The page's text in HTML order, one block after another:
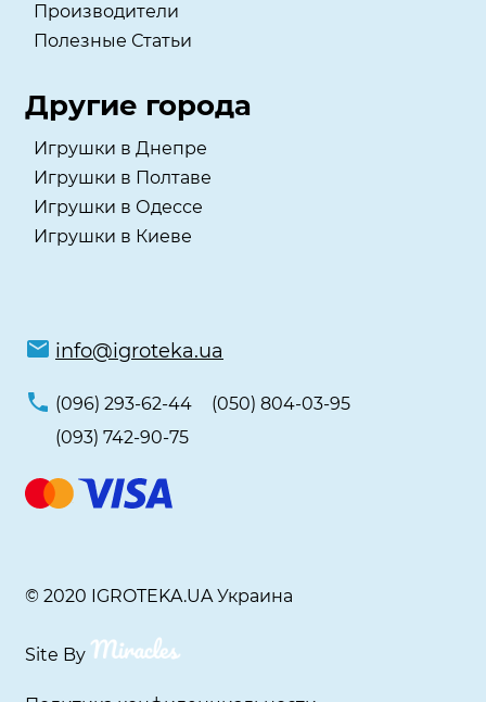
Производители
Полезные Статьи
Другие города
Игрушки в Днепре
Игрушки в Полтаве
Игрушки в Одессе
Игрушки в Киеве
info@igroteka.ua
(096) 293-62-44
(050) 804-03-95
(093) 742-90-75
© 2020 IGROTEKA.UA Украина
Site By